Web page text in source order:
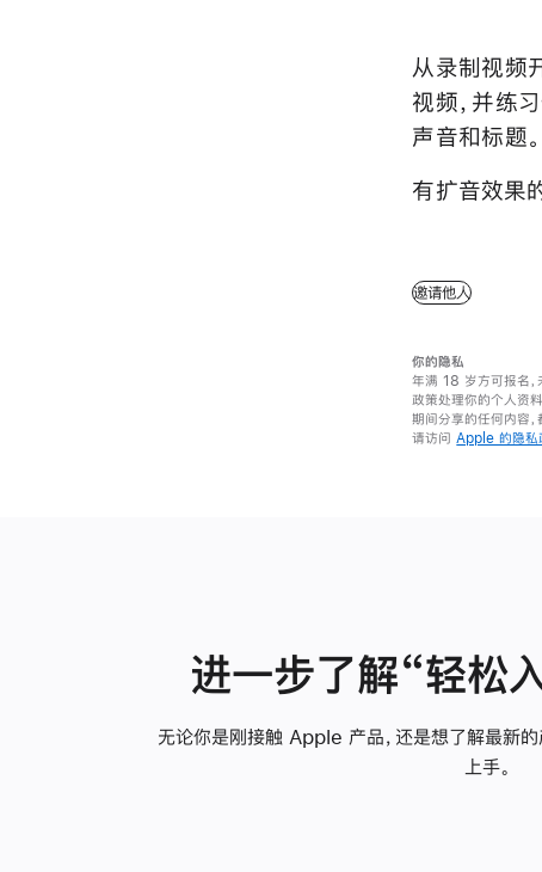
从录⁠制视⁠频
视⁠频⁠，并练⁠
声⁠音和标⁠题⁠
有扩音效果
邀请他人
你的隐私
年满 18 岁方可报名
政策处理你的个人资
期间分享的任何内容
请访问 Apple 的隐私
进一步了解“轻松
无论你是刚接触 Apple 产品，还是想了解最新
上手。